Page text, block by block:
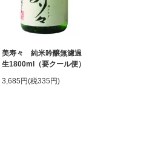
美寿々 純米吟醸無濾過
生1800ml（要クール便）
3,685円(税335円)